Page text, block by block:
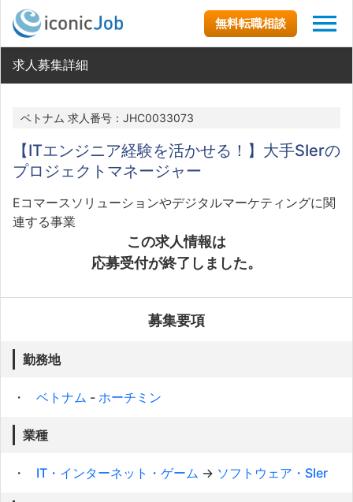
無料転職相談
求人募集詳細
ベトナム 求人番号：JHC0033073
【ITエンジニア経験を活かせる！】大手SIerの
プロジェクトマネージャー
Eコマースソリューションやデジタルマーケティングに関
連する事業
この求人情報は
応募受付が終了しました。
募集要項
勤務地
ベトナム - ホーチミン
業種
IT・インターネット・ゲーム → ソフトウェア・SIer